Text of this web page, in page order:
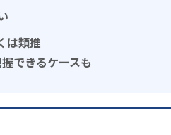
は類推
できるケースも